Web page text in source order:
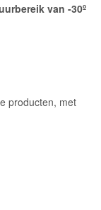
van -30º
producten, met